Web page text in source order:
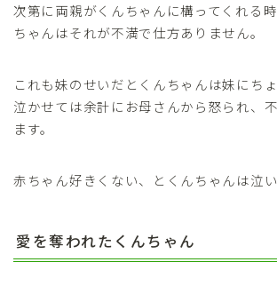
次第に両親がくんちゃんに構ってくれる
ちゃんはそれが不満で仕方ありません。
これも妹のせいだとくんちゃんは妹にち
泣かせては余計にお母さんから怒られ、
ます。
赤ちゃん好きくない、とくんちゃんは泣い
愛を奪われたくんちゃん